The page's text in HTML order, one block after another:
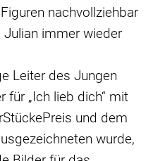
nachvollziehbar
Julian immer wieder
Leiter des Jungen
für „Ich lieb dich“ mit
und dem
wurde,